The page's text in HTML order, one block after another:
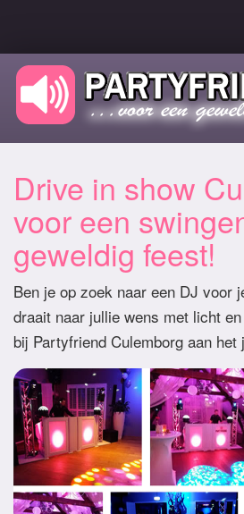
Drive in show
voor een
geweldig feest!
Ben je op zoek naar een DJ voor
draait naar jullie wens met licht
bij Partyfriend Culemborg aan het